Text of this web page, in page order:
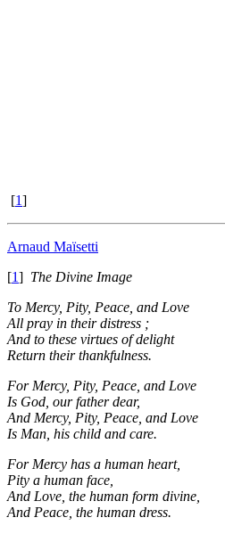
[1]
Arnaud Maïsetti
[1] The Divine Image
To Mercy, Pity, Peace, and Love
All pray in their distress ;
And to these virtues of delight
Return their thankfulness.
For Mercy, Pity, Peace, and Love
Is God, our father dear,
And Mercy, Pity, Peace, and Love
Is Man, his child and care.
For Mercy has a human heart,
Pity a human face,
And Love, the human form divine,
And Peace, the human dress.